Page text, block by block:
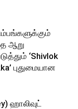
ஆறு
‘Shivlok
புதுமையான
ஹாலிவுட்